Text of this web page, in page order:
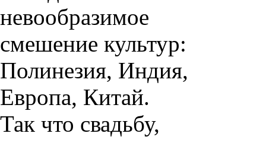
невообразимое
смешение культур:
Полинезия, Индия,
Европа, Китай.
Так что свадьбу,